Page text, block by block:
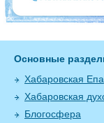
Основные
Хабаровская
Хабаровская
Блогосфера